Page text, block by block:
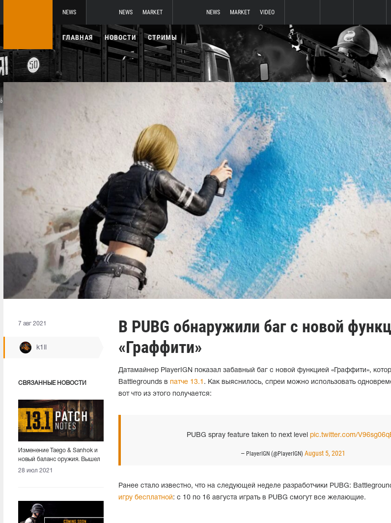
NEWS NEWS MARKET NEWS MARKET VIDEO
ГЛАВНАЯ НОВОСТИ СТРИМЫ
7 авг 2021
k1ll
СВЯЗАННЫЕ НОВОСТИ
Изменение Taego & Sanhok и
новый баланс оружия. Вышел
патч 13.1
28 июл 2021
В PUBG обнаружили баг с новой
«Граффити»
Датамайнер PlayerIGN показал забавный баг с новой функцией «Граффити»,
Battlegrounds в патче 13.1 . Как выяснилось, спреи можно использовать
вот что из этого получается:
PUBG spray feature taken to next levelpic.twitter.com/
— PlayerIGN (@PlayerIGN) August 5, 2021
Ранее стало известно, что на следующей неделе разработчики PUBG:
игру бесплатной: с 10 по 16 августа играть в PUBG смогут все желающие.